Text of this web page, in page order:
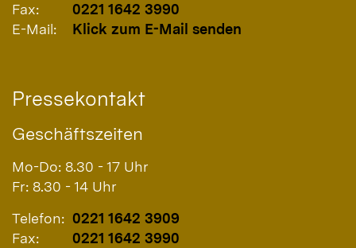
Fax:
0221 1642 3990
E-Mail:
Klick zum E-Mail senden
Pressekontakt
Geschäftszeiten
Mo-Do: 8.30 - 17 Uhr
Fr: 8.30 - 14 Uhr
Telefon: 0221 1642 3909
Fax:
0221 1642 3990